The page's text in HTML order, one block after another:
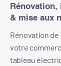
& mise aux
Rénovation
votre
tableau